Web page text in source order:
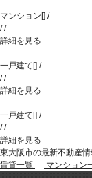
マンション [] /
//
詳細を見る
一戸建て [] /
//
詳細を見る
一戸建て [] /
//
詳細を見る
東大阪市の最新不動産
賃貸一覧
マンション